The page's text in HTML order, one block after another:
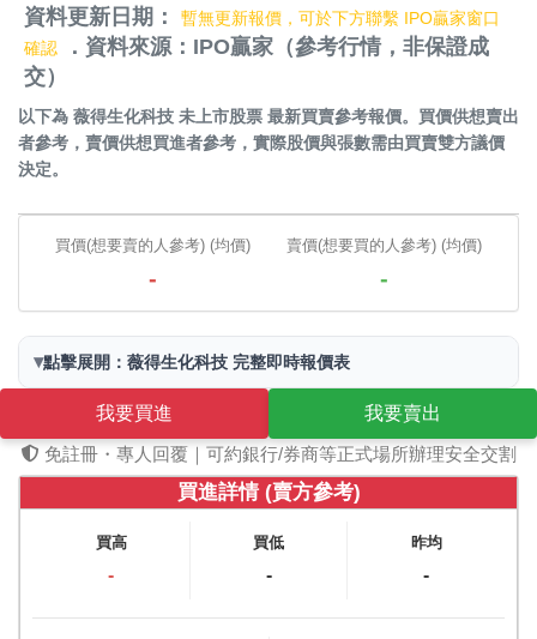
資料更新日期：
暫無更新報價，可於下方聯繫 IPO贏家窗口
確認
．資料來源：IPO贏家（參考行情，非保證成
交）
以下為 薇得生化科技 未上市股票 最新買賣參考報價。買價供想賣出
者參考，賣價供想買進者參考，實際股價與張數需由買賣雙方議價
決定。
買價(想要賣的人參考) (均價)
-
賣價(想要買的人參考) (均價)
-
▾點擊展開：薇得生化科技 完整即時報價表
我要買進
我要賣出
免註冊・專人回覆｜可約銀行/券商等正式場所辦理安全交割
買進詳情 (賣方參考)
買高
-
買低
-
昨均
-